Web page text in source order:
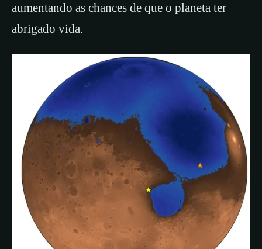
aumentando as chances de que o planeta ter
abrigado vida.